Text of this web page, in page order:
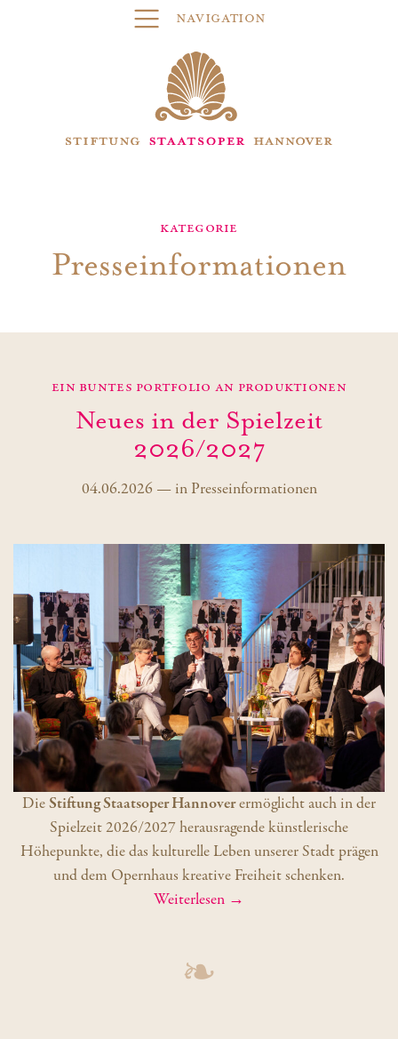
Navigation
Kategorie
Presseinformationen
Ein buntes Portfolio an Produktionen
Neues in der Spielzeit
2026/2027
04.06.2026 — in Presseinformationen
DieStiftung Staatsoper Hannoverermöglicht auch in der
Spielzeit 2026/2027 herausragende künstlerische
Höhepunkte, die das kulturelle Leben unserer Stadt prägen
und dem Opernhaus kreative Freiheit schenken.
Weiterlesen →
❧